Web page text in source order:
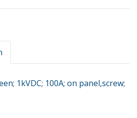
1kVDC; 100A; on panel,screw;